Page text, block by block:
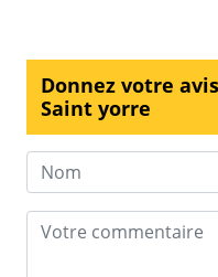
Donnez votre
Saint yorre